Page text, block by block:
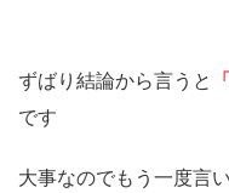
ずばり結論から言うと
です
大事なのでもう一度言